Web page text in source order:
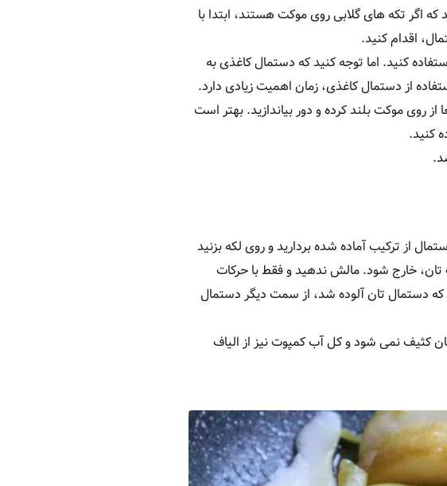
اگر تکه های گلابی روی موکت هستند، ابتدا با
اقدام کنید.
کنید. اما توجه کنید که دستمال کاغذی به
از دستمال کاغذی، زمان اهمیت زیادی دارد.
روی موکت بلند کرده و دور بیاندازید. بهتر است
کنید.
از ترکیب آماده شده بردارید و روی لکه بزنید
تان، خارج شود. مالش ندهید و فقط با حرکات
دستمال تان آلوده شد، از سمت دیگر دستمال
کثیف نمی شود و کل آب کمپوت نیز از الیاف